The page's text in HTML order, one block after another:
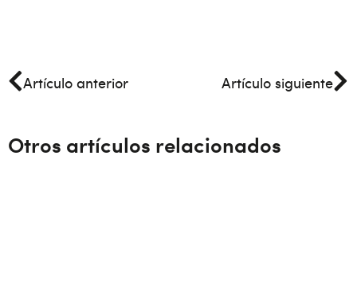
Artículo anterior Artículo siguiente
Otros artículos relacionados